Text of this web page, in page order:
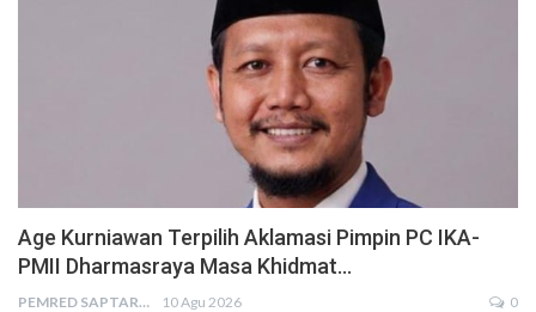
Age Kurniawan Terpilih Aklamasi Pimpin PC IKA-
PMII Dharmasraya Masa Khidmat…
PEMRED SAPTARIUS 10 Agu 2026 0